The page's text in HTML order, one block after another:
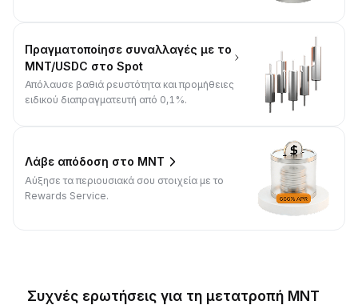
Πραγματοποίησε συναλλαγές με το
MNT/USDC στο Spot
Απόλαυσε βαθιά ρευστότητα και προμήθειες
ειδικού διαπραγματευτή από 0,1%.
Λάβε απόδοση στο MNT
Αύξησε τα περιουσιακά σου στοιχεία με το
Rewards Service.
Συχνές ερωτήσεις για τη μετατροπή MNT